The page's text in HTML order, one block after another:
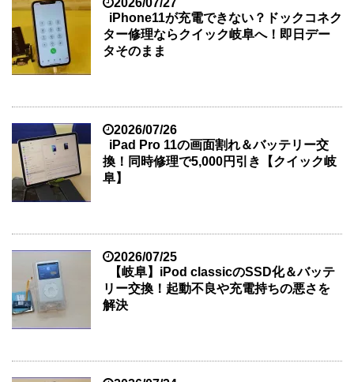
iPhone11が充電できない？ドックコネク
ター修理ならクイック岐阜へ！即日デー
タそのまま
2026/07/26
iPad Pro 11の画面割れ＆バッテリー交
換！同時修理で5,000円引き【クイック岐
阜】
2026/07/25
【岐阜】iPod classicのSSD化＆バッテ
リー交換！起動不良や充電持ちの悪さを
解決